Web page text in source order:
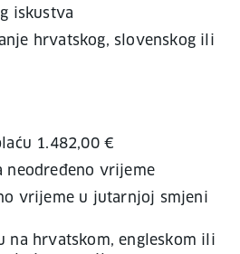
iskustva
hrvatskog, slovenskog ili
1.482,00 €
neodređeno vrijeme
vrijeme u jutarnjoj smjeni
na hrvatskom, engleskom ili